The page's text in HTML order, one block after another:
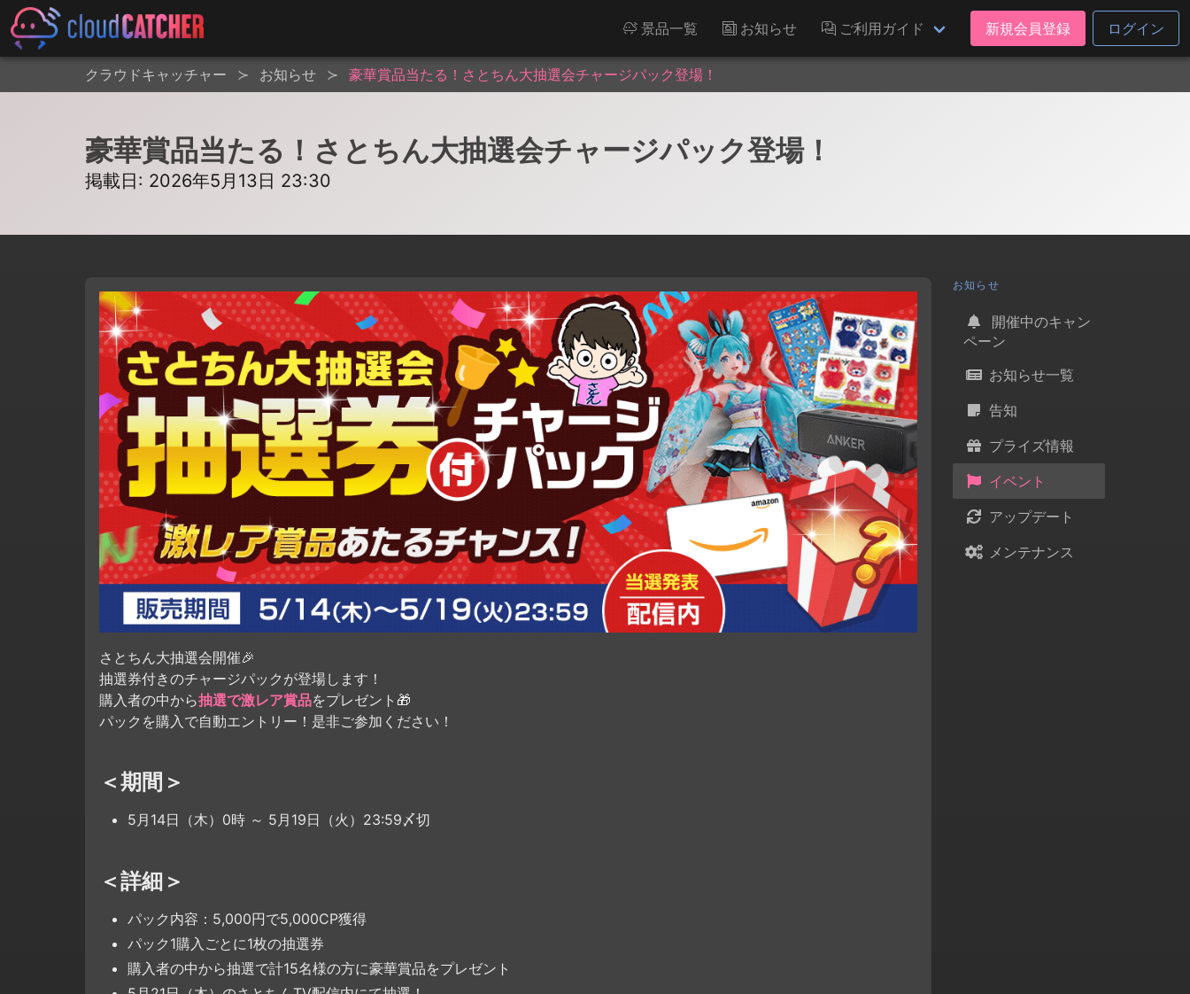
景品一覧 お知らせ ご利用ガイド 新規会員登録 ログイン
クラウドキャッチャー お知らせ 豪華賞品当たる！さとちん大抽選会チャージパック登場！
豪華賞品当たる！さとちん大抽選会チャージパック登場！
掲載日: 2026年5月13日 23:30
さとちん大抽選会開催🎉
抽選券付きのチャージパックが登場します！
購入者の中から抽選で激レア賞品をプレゼント🎁
パックを購入で自動エントリー！是非ご参加ください！
＜期間＞
5月14日（木）0時 ～ 5月19日（火）23:59〆切
＜詳細＞
パック内容：5,000円で5,000CP獲得
パック1購入ごとに1枚の抽選券
購入者の中から抽選で計15名様の方に豪華賞品をプレゼント
お知らせ
開催中のキャン
ペーン
お知らせ一覧
告知
プライズ情報
イベント
アップデート
メンテナンス